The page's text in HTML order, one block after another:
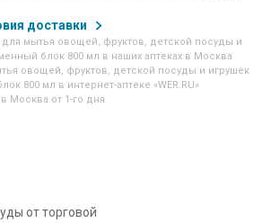
доставки
для мытья овощей, фруктов, детской посуды и
блок 800 мл в наших аптеках в Москва
овощей, фруктов, детской посуды и игрушек
800 мл в интернет-аптеке «WER.RU»
Москва от 1-го дня
от торговой